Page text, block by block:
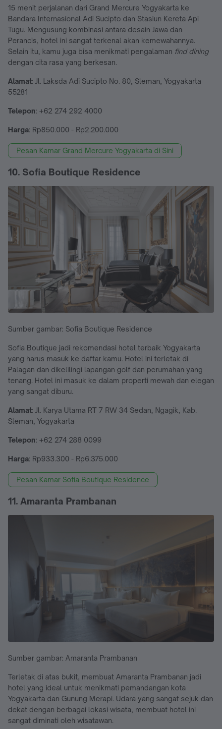
15 menit perjalanan dari Grand Mercure Yogyakarta ke
Bandara Internasional Adi Sucipto dan Stasiun Kereta Api
Tugu. Mengusung kombinasi antara desain Jawa dan
Perancis, hotel ini sangat terkenal akan kemewahannya.
Selain itu, kamu juga bisa menikmati pengalaman find dining
dengan cita rasa yang berkesan.
Alamat: Jl. Laksda Adi Sucipto No. 80, Sleman, Yogyakarta
55281
Telepon: +62 274 292 4000
Harga: Rp850.000 - Rp2.200.000
Pesan Kamar Grand Mercure Yogyakarta di Sini
10. Sofia Boutique Residence
Sumber gambar: Sofia Boutique Residence
Sofia Boutique jadi rekomendasi hotel terbaik Yogyakarta
yang harus masuk ke daftar kamu. Hotel ini terletak di
Palagan dan dikelilingi lapangan golf dan perumahan yang
tenang. Hotel ini masuk ke dalam properti mewah dan elegan
yang sangat diburu.
Alamat: Jl. Karya Utama RT 7 RW 34 Sedan, Ngagik, Kab.
Sleman, Yogyakarta
Telepon: +62 274 288 0099
Harga: Rp933.300 - Rp6.375.000
Pesan Kamar Sofia Boutique Residence
11. Amaranta Prambanan
Sumber gambar: Amaranta Prambanan
Terletak di atas bukit, membuat Amaranta Prambanan jadi
hotel yang ideal untuk menikmati pemandangan kota
Yogyakarta dan Gunung Merapi. Udara yang sangat sejuk dan
dekat dengan berbagai lokasi wisata, membuat hotel ini
sangat diminati oleh wisatawan.